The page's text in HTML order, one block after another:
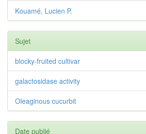
Kouamé, Lucien P.
Sujet
blocky-fruited cultivar
galactosidase activity
Oleaginous cucurbit
Date publié